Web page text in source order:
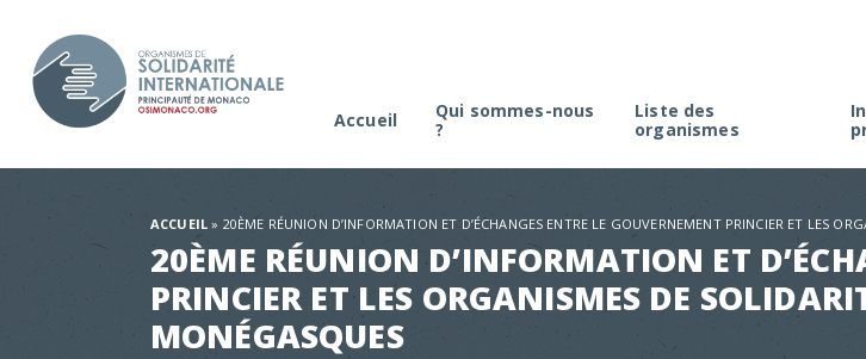
Accueil
Qui sommes-nous
?
Liste des
organismes
ACCUEIL » 20ÈME RÉUNION D’INFORMATION ET D’ÉCHANGES ENTRE LE GOUVERNEMENT PRINCIER ET LES
20ÈME RÉUNION D’INFORMATION ET
PRINCIER ET LES ORGANISMES DE
MONÉGASQUES